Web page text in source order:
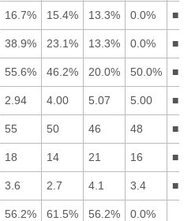
16.7% 15.4% 13.3% 0.0%
38.9% 23.1% 13.3% 0.0%
55.6% 46.2% 20.0% 50.0%
2.94 4.00 5.07 5.00
55 50 46 48
18 14 21 16
3.6 2.7 4.1 3.4
56.2% 61.5% 56.2% 0.0%